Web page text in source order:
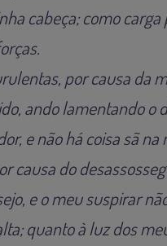
cabeça; como carga
por causa da
ando lamentando o
e não há coisa sã na
causa do
e o meu suspirar
quanto à luz dos